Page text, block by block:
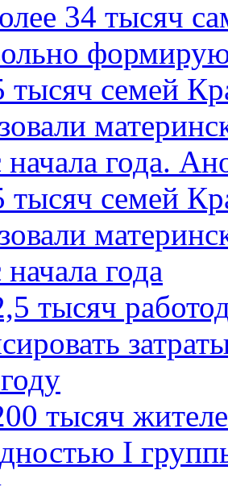
34 тысяч
тысяч семей
начала года.
тысяч семей
начала года
тысяч
тысяч
I